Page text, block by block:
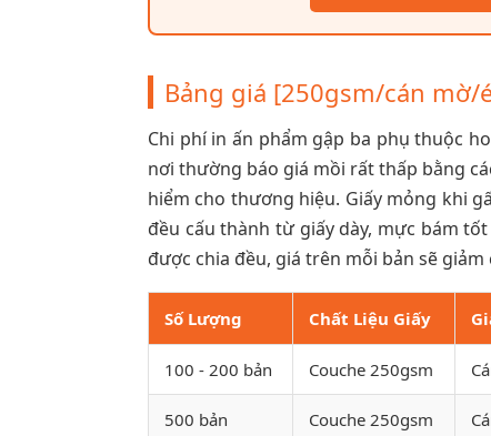
Bảng giá [250gsm/cán mờ/
Chi phí in ấn phẩm gập ba phụ thuộc
nơi thường báo giá mồi rất thấp bằng
hiểm cho thương hiệu. Giấy mỏng khi
đều cấu thành từ giấy dày, mực bám
được chia đều, giá trên mỗi bản sẽ giảm
Số Lượng Chất Liệu Giấy
100 - 200 bản Couche 250gsm
500 bản Couche 250gsm